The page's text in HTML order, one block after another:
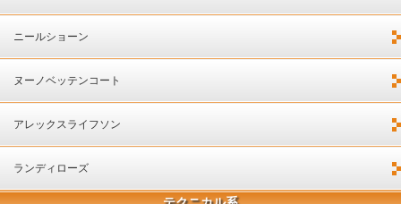
ニールショーン
ヌーノベッテンコート
アレックスライフソン
ランディローズ